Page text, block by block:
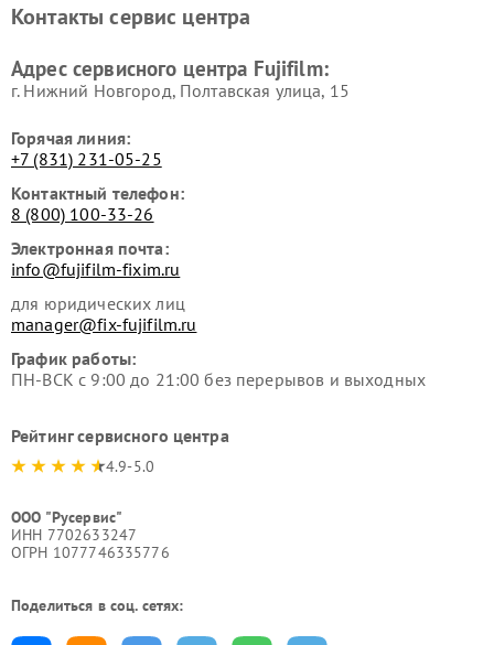
Контакты сервис центра
Адрес сервисного центра Fujifilm:
г. Нижний Новгород, Полтавская улица, 15
Горячая линия:
+7 (831) 231-05-25
Контактный телефон:
8 (800) 100-33-26
Электронная почта:
info@fujifilm-fixim.ru
для юридических лиц
manager@fix-fujifilm.ru
График работы:
ПН-ВСК с 9:00 до 21:00 без перерывов и выходных
Рейтинг сервисного центра
4.9-5.0
ООО "Русервис"
ИНН 7702633247
ОГРН 1077746335776
Поделиться в соц. сетях: